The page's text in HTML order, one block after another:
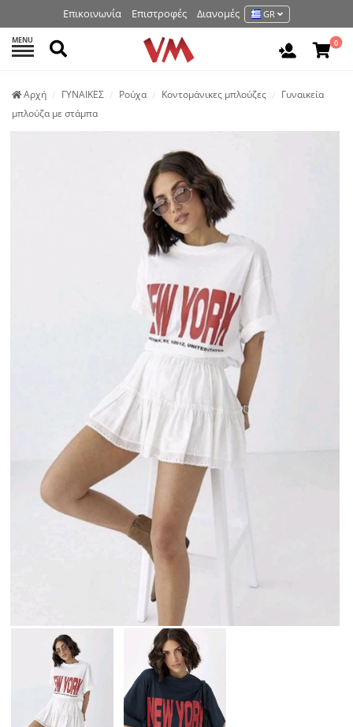
Επικοινωνία Επιστροφές Διανομές GR
MENU Αναζήτηση 0
Аρχή ΓΥΝΑΙΚΕΣ Ρούχα Κοντομάνικες μπλούζες
Γυναικεία
μπλούζα με στάμπα